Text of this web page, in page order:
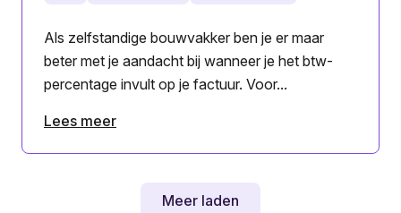
Als zelfstandige bouwvakker ben je er maar
beter met je aandacht bij wanneer je het btw-
percentage invult op je factuur. Voor...
Lees meer
Meer laden